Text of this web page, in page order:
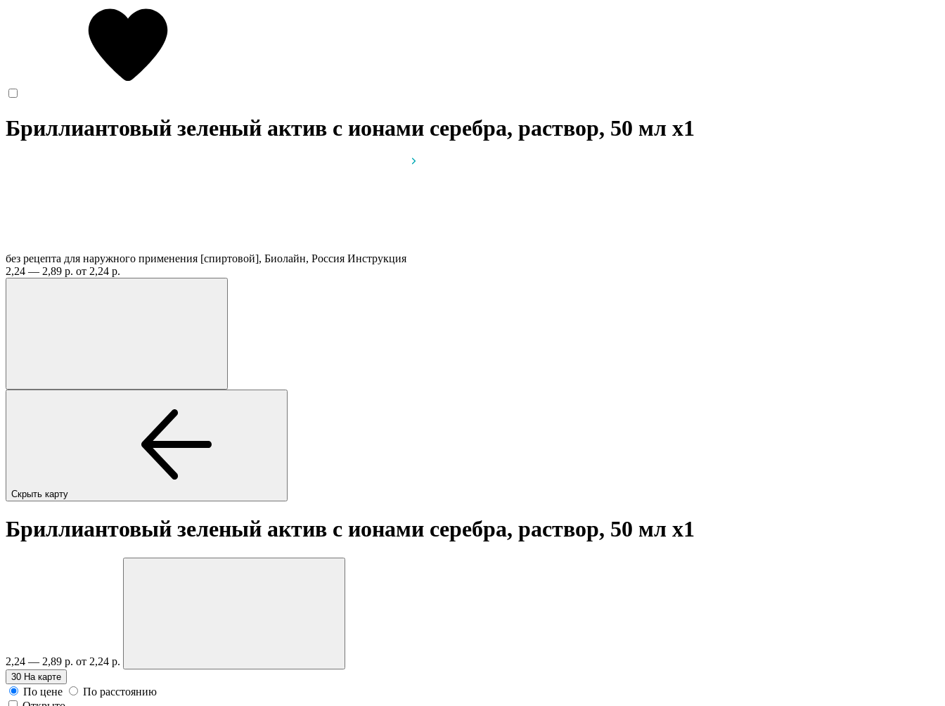
Бриллиантовый зеленый актив с ионами серебра, раствор, 50 мл x1
без рецепта для наружного применения [спиртовой], Биолайн, Россия Инструкция
2,24 — 2,89 р. от 2,24 р.
Скрыть карту
Бриллиантовый зеленый актив с ионами серебра, раствор, 50 мл x1
2,24 — 2,89 р. от 2,24 р.
30 На карте
По цене
По расстоянию